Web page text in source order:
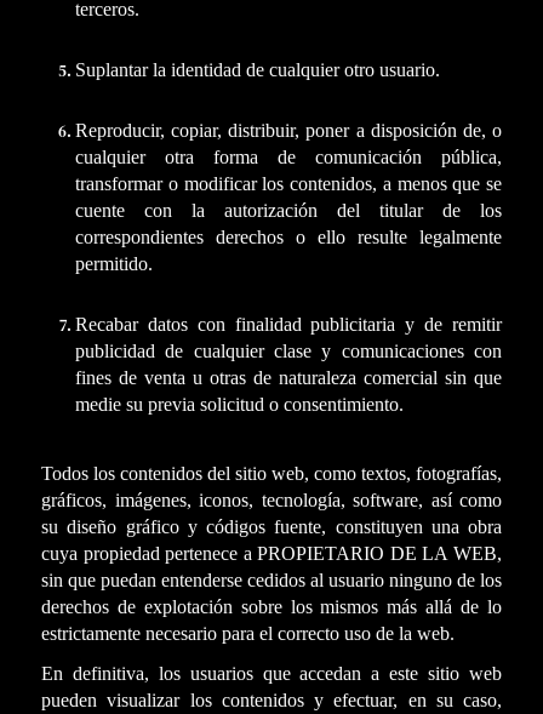
terceros.
Suplantar la identidad de cualquier otro usuario.
Reproducir, copiar, distribuir, poner a disposición de, o
cualquier otra forma de comunicación pública,
transformar o modificar los contenidos, a menos que se
cuente con la autorización del titular de los
correspondientes derechos o ello resulte legalmente
permitido.
Recabar datos con finalidad publicitaria y de remitir
publicidad de cualquier clase y comunicaciones con
fines de venta u otras de naturaleza comercial sin que
medie su previa solicitud o consentimiento.
Todos los contenidos del sitio web, como textos, fotografías,
gráficos, imágenes, iconos, tecnología, software, así como
su diseño gráfico y códigos fuente, constituyen una obra
cuya propiedad pertenece a PROPIETARIO DE LA WEB,
sin que puedan entenderse cedidos al usuario ninguno de los
derechos de explotación sobre los mismos más allá de lo
estrictamente necesario para el correcto uso de la web.
En definitiva, los usuarios que accedan a este sitio web
pueden visualizar los contenidos y efectuar, en su caso,